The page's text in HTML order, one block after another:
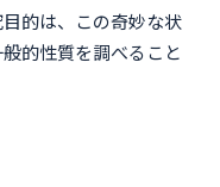
的は、この奇妙な状
的性質を調べること